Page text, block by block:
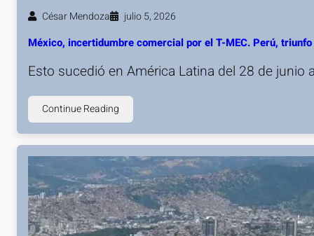
César Mendoza julio 5, 2026
México, incertidumbre comercial por el T-MEC. Perú,
Esto sucedió en América Latina del 28 de
Continue Reading